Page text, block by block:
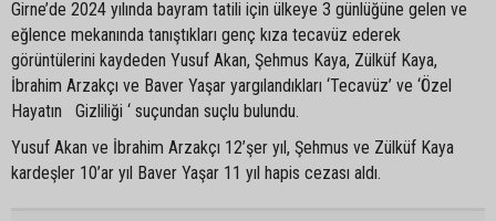
Girne’de 2024 yılında bayram tatili için ülkeye 3 günlüğüne gelen ve
eğlence mekanında tanıştıkları genç kıza tecavüz ederek
görüntülerini kaydeden Yusuf Akan, Şehmus Kaya, Zülküf Kaya,
İbrahim Arzakçı ve Baver Yaşar yargılandıkları ‘Tecavüz’ ve ‘Özel
Hayatın Gizliliği ‘ suçundan suçlu bulundu.
Yusuf Akan ve İbrahim Arzakçı 12’şer yıl, Şehmus ve Zülküf Kaya
kardeşler 10’ar yıl Baver Yaşar 11 yıl hapis cezası aldı.